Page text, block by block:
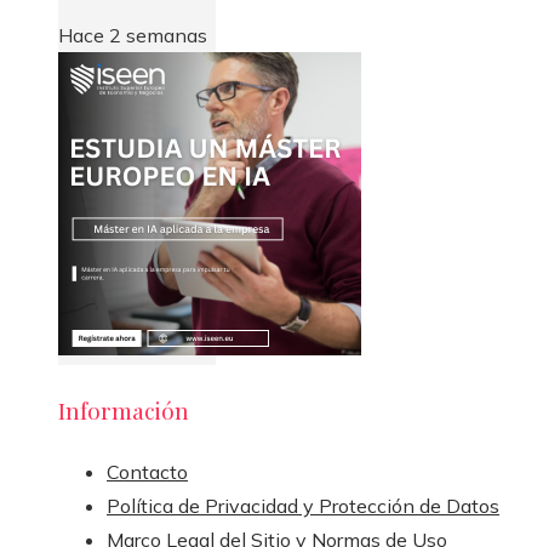
Hace 2 semanas
Información
Contacto
Política de Privacidad y Protección de Datos
Marco Legal del Sitio y Normas de Uso